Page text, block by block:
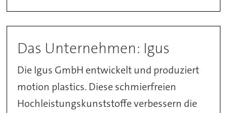
Das Unternehmen: Igus
Die Igus GmbH entwickelt und produziert
motion plastics. Diese schmierfreien
Hochleistungskunststoffe verbessern die